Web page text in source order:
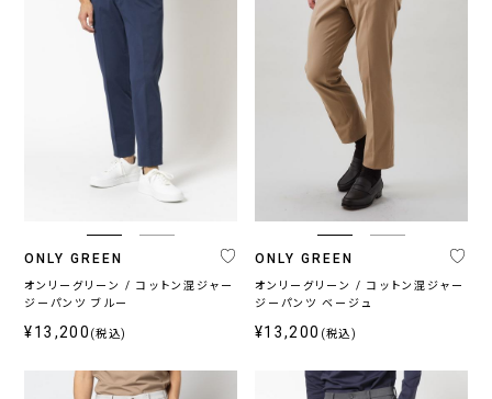
ONLY GREEN
オンリーグリーン / コットン混ジャー
ジーパンツ ブルー
¥13,200 (税込)
ONLY GREEN
オンリーグリーン / コットン混ジャー
ジーパンツ ベージュ
¥13,200 (税込)